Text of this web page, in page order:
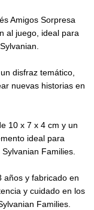
Amigos Sorpresa
al juego, ideal para
disfraz temático,
nuevas historias en
10 x 7 x 4 cm y un
ideal para
Families.
años y fabricado en
y cuidado en los
Families.